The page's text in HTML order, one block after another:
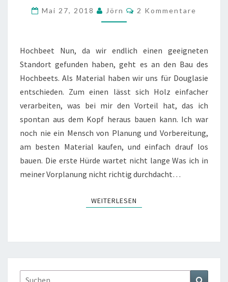
ENTSTEHT
–
1,
DER
BAU
Mai 27, 2018 Jörn Kommentare
2 Kommentare
Hochbeet Nun, da wir endlich einen geeigneten
Standort gefunden haben, geht es an den Bau des
Hochbeets. Als Material haben wir uns für Douglasie
entschieden. Zum einen lässt sich Holz einfacher
verarbeiten, was bei mir den Vorteil hat, das ich
spontan aus dem Kopf heraus bauen kann. Ich war
noch nie ein Mensch von Planung und Vorbereitung,
am besten Material kaufen, und einfach drauf los
bauen. Die erste Hürde wartet nicht lange Was ich in
meiner Vorplanung nicht richtig durchdacht…
WEITERLESEN
Suchen